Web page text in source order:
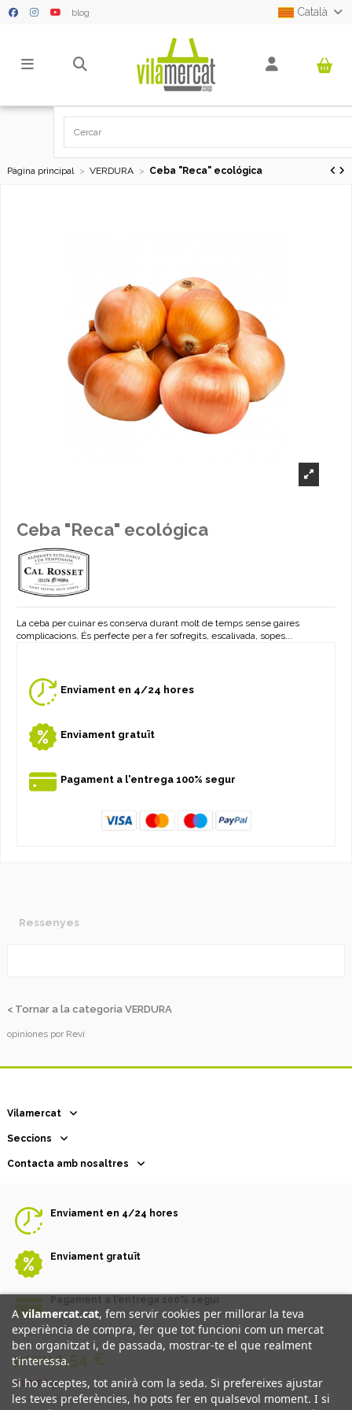
blog Català
Pàgina principal VERDURA Ceba "Reca" ecológica
Ceba "Reca" ecológica
La ceba per cuinar es conserva durant molt de temps sense gaires
complicacions. És perfecte per a fer sofregits, escalivada, sopes...
preu 1,54 €
3,08 € kg
Impostos inclosos
Enviament en 4/24 hores
Enviament gratuït
Pagament a l'entrega 100% segur
Ressenyes
< Tornar a la categoria VERDURA
opiniones por Revi
Vilamercat
Seccions
Contacta amb nosaltres
A vilamercat.cat, fem servir cookies per millorar la teva
experiència de compra, fer que tot funcioni com un mercat
ben organitzat i, de passada, mostrar-te el que realment
t'interessa.
Si ho acceptes, tot anirà com la seda. Si prefereixes ajustar
les teves preferències, ho pots fer en qualsevol moment. I si
Enviament en 4/24 hores
Enviament gratuït
Pagament a l'entrega 100% segur
Promou i finança: la Generalitat de Catalunya - Departament